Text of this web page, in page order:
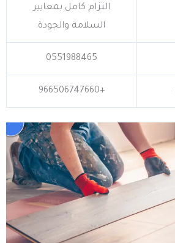
التزام كامل بمعايير
السلامة والجودة
0551988465
+966506747660